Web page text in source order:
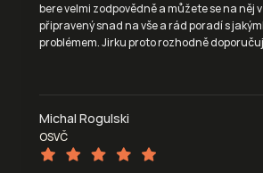
bere velmi zodpovědně a můžete se na něj
připravený snad na vše a rád poradí s
problémem. Jirku proto rozhodně
Michal Rogulski
OSVČ